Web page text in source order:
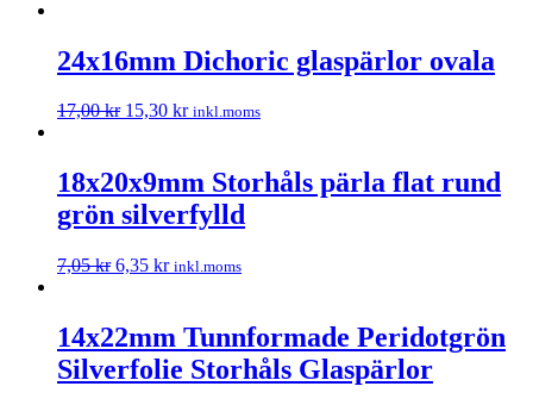
24x16mm Dichoric glaspärlor ovala
17,00kr 15,30 kr inkl.moms
18x20x9mm Storhåls pärla flat rund
grön silverfylld
7,05kr 6,35 kr inkl.moms
14x22mm Tunnformade Peridotgrön
Silverfolie Storhåls Glaspärlor